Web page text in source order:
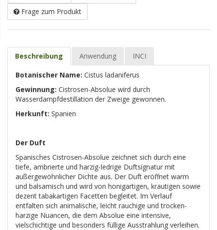
Frage zum Produkt
Beschreibung Anwendung INCI
Botanischer Name: Cistus ladaniferus
Gewinnung: Cistrosen-Absolue wird durch
Wasserdampfdestillation der Zweige gewonnen.
Herkunft: Spanien
Der Duft
Spanisches Cistrosen-Absolue zeichnet sich durch eine
tiefe, ambrierte und harzig-ledrige Duftsignatur mit
außergewöhnlicher Dichte aus. Der Duft eröffnet warm
und balsamisch und wird von honigartigen, krautigen sowie
dezent tabakartigen Facetten begleitet. Im Verlauf
entfalten sich animalische, leicht rauchige und trocken-
harzige Nuancen, die dem Absolue eine intensive,
vielschichtige und besonders füllige Ausstrahlung verleihen.